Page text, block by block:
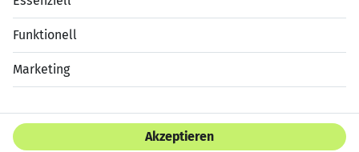
Datenschutzerklärung